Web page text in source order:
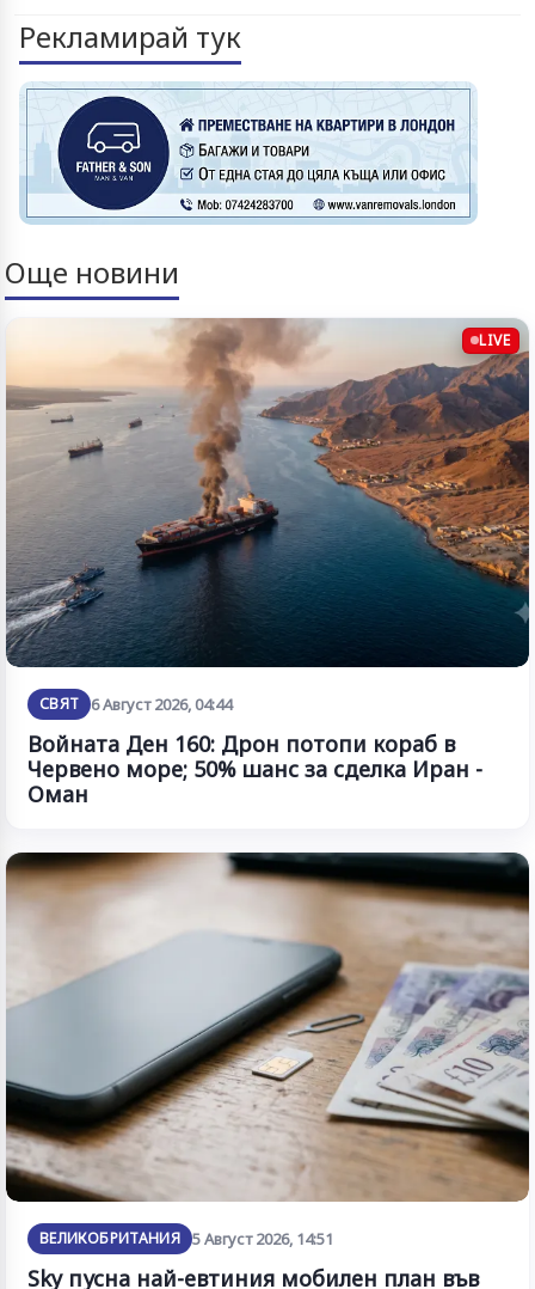
Рекламирай тук
Още новини
LIVE
СВЯТ 6 Август 2026, 04:44
Войната Ден 160: Дрон потопи кораб в
Червено море; 50% шанс за сделка Иран -
Оман
ВЕЛИКОБРИТАНИЯ 5 Август 2026, 14:51
Sky пусна най-евтиния мобилен план във